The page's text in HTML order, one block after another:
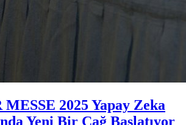
2025 Yapay Zeka
Yeni Bir Çağ Başlatıyor